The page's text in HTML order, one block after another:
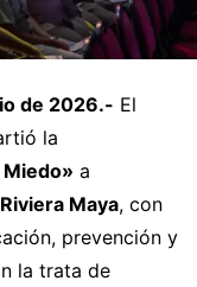
de 2026.- El
la
Miedo» a
Maya, con
prevención y
la trata de